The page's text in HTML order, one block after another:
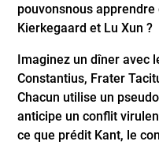
pouvons­nous apprendre
Kierkegaard et Lu Xun ?
Imaginez un dîner avec
Constantius, Frater
Chacun utilise un
anticipe un conflit
ce que prédit Kant, le